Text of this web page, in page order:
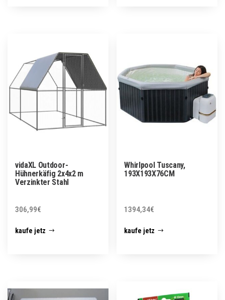
vidaXL Outdoor-
Hühnerkäfig 2x4x2 m
Verzinkter Stahl
306,99€
kaufe jetz
Whirlpool Tuscany,
193X193X76CM
1394,34€
kaufe jetz